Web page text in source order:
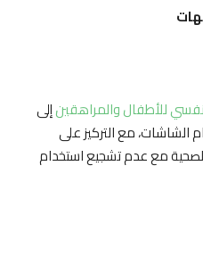
للأطفالوالمراهقينإلى
مع التركيز على
مع عدم تشجيع استخدام